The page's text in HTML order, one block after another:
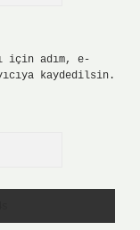
için adım, e-
kaydedilsin.